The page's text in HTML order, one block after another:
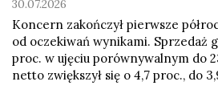
30.07.2026
Koncern zakończył pierwsze
od oczekiwań wynikami. Sprzedaż
proc. w ujęciu porównywalnym do
netto zwiększył się o 4,7 proc., do